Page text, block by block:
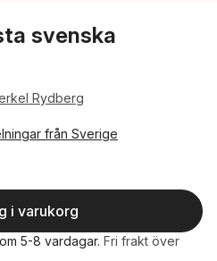
svenska
Rydberg
från Sverige
i varukorg
5-8 vardagar. Fri frakt över